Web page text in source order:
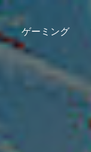
ゲーミング